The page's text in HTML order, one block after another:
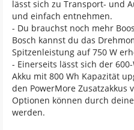
lässt sich zu Transport- und
und einfach entnehmen.
- Du brauchst noch mehr
Bosch kannst du das
Spitzenleistung auf 750 W
- Einerseits lässt sich der
Akku mit 800 Wh Kapazität
den PowerMore Zusatzakkus
Optionen können durch
werden.